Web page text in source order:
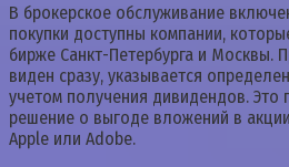
В брокерское обслуживание
покупки доступны компании,
бирже Санкт-Петербурга и Москвы.
виден сразу, указывается
учетом получения дивидендов. Это
решение о выгоде вложений в
Apple или Adobe.